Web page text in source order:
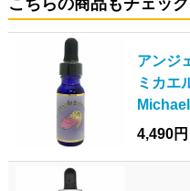
こちらの商品もチェッ
アンジ
ミカエ
4,490円